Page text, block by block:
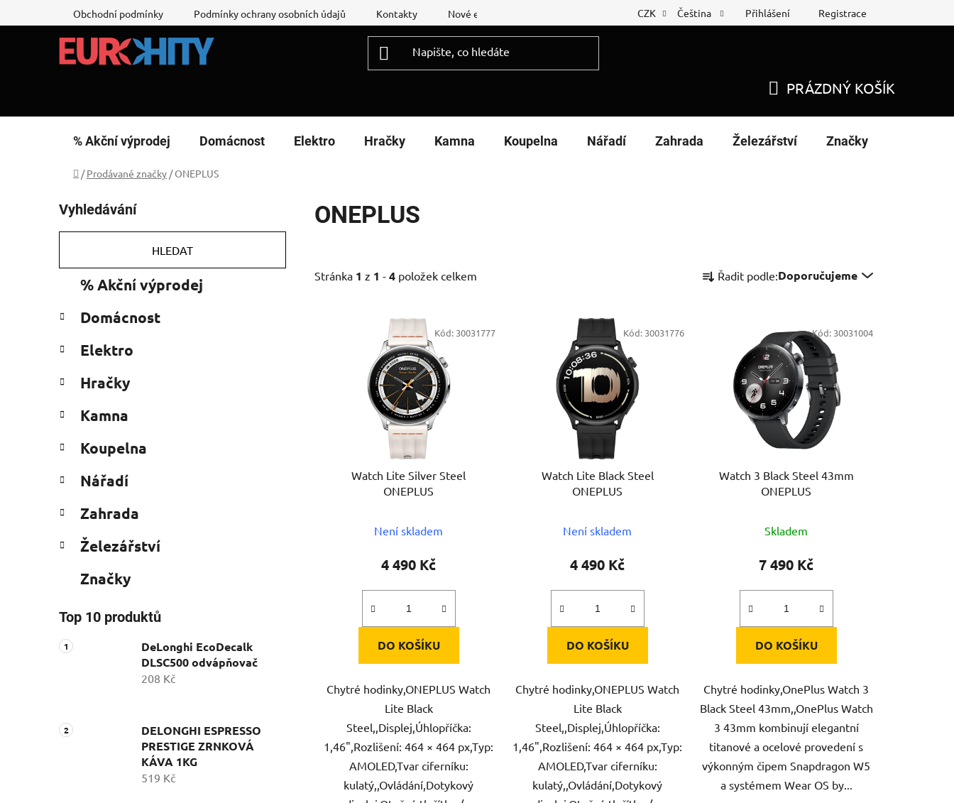
na
Obchodní podmínky Podmínky ochrany osobních údajů Kontakty Nové energetické štítky Reklamační list Nákup na splátky
CZK Čeština Přihlášení Registrace
KOŠÍK
PRÁZDNÝ KOŠÍK
% Akční výprodej Domácnost Elektro Hračky Kamna Koupelna Nářadí Zahrada Železářství Značky
Domů
/ Prodávané značky / ONEPLUS
o
s
r
n
í
a
e
Vyhledávání
HLEDAT
kategorie
e
o
i
% Akční výprodej
Domácnost
Elektro
Hračky
Kamna
Koupelna
Nářadí
Zahrada
Železářství
Značky
Top 10 produktů
DeLonghi EcoDecalk
DLSC500 odvápňovač
208 Kč
DELONGHI ESPRESSO
PRESTIGE ZRNKOVÁ
KÁVA 1KG
519 Kč
ONEPLUS
Stránka 1 z 1 - 4 položek celkem
a Řadit podle:Doporučujeme
Watch Lite Silver Steel
ONEPLUS
Není skladem
4 490 Kč
DO KOŠÍKU
Chytré hodinky,ONEPLUS Watch
Lite Black
Steel,,Displej,Úhlopříčka:
1,46",Rozlišení: 464 × 464 px,Typ:
AMOLED,Tvar ciferníku:
kulatý,,Ovládání,Dotykový
Kód: 30031777
Watch Lite Black Steel
ONEPLUS
Není skladem
4 490 Kč
DO KOŠÍKU
Chytré hodinky,ONEPLUS Watch
Lite Black
Steel,,Displej,Úhlopříčka:
1,46",Rozlišení: 464 × 464 px,Typ:
AMOLED,Tvar ciferníku:
kulatý,,Ovládání,Dotykový
Kód: 30031776
Watch 3 Black Steel 43mm
ONEPLUS
Skladem
7 490 Kč
DO KOŠÍKU
Chytré hodinky,OnePlus Watch 3
Black Steel 43mm,,OnePlus Watch
3 43mm kombinují elegantní
titanové a ocelové provedení s
výkonným čipem Snapdragon W5
a systémem Wear OS by...
Kód: 30031004